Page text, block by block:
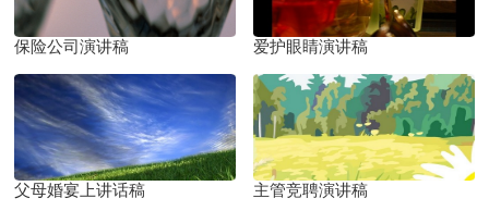
保险公司演讲稿 爱护眼睛演讲稿
父母婚宴上讲话稿 主管竞聘演讲稿